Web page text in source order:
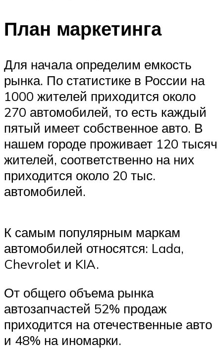
План маркетинга
Для начала определим емкость
рынка. По статистике в России на
1000 жителей приходится около
270 автомобилей, то есть каждый
пятый имеет собственное авто. В
нашем городе проживает 120 тысяч
жителей, соответственно на них
приходится около 20 тыс.
автомобилей.
К самым популярным маркам
автомобилей относятся: Lada,
Chevrolet и KIA.
От общего объема рынка
автозапчастей 52% продаж
приходится на отечественные авто
и 48% на иномарки.